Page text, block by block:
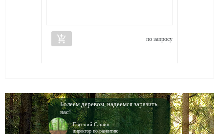
add_shopping_cart по запросу
Болеем деревом, надеемся заразить
вас!
Евгений Сашин
директор по развитию